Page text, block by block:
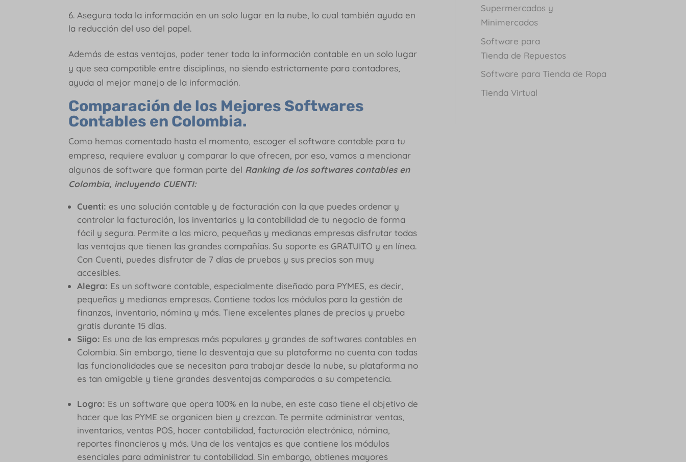
Asegura toda la información en un solo lugar en la nube, lo cual también ayuda en
la reducción del uso del papel.
Además de estas ventajas, poder tener toda la información contable en un solo lugar
y que sea compatible entre disciplinas, no siendo estrictamente para contadores,
ayuda al mejor manejo de la información.
Comparación de los Mejores Softwares
Contables en Colombia.
Como hemos comentado hasta el momento, escoger el software contable para tu
empresa, requiere evaluar y comparar lo que ofrecen, por eso, vamos a mencionar
algunos de software que forman parte del Ranking de los softwares contables en
Colombia, incluyendo CUENTI:
Cuenti: es una solución contable y de facturación con la que puedes ordenar y
controlar la facturación, los inventarios y la contabilidad de tu negocio de forma
fácil y segura. Permite a las micro, pequeñas y medianas empresas disfrutar todas
las ventajas que tienen las grandes compañías. Su soporte es GRATUITO y en línea.
Con Cuenti, puedes disfrutar de 7 días de pruebas y sus precios son muy
accesibles.
Alegra: Es un software contable, especialmente diseñado para PYMES, es decir,
pequeñas y medianas empresas. Contiene todos los módulos para la gestión de
finanzas, inventario, nómina y más. Tiene excelentes planes de precios y prueba
gratis durante 15 días.
Siigo: Es una de las empresas más populares y grandes de softwares contables en
Colombia. Sin embargo, tiene la desventaja que su plataforma no cuenta con todas
las funcionalidades que se necesitan para trabajar desde la nube, su plataforma no
es tan amigable y tiene grandes desventajas comparadas a su competencia.
Logro: Es un software que opera 100% en la nube, en este caso tiene el objetivo de
hacer que las PYME se organicen bien y crezcan. Te permite administrar ventas,
inventarios, ventas POS, hacer contabilidad, facturación electrónica, nómina,
reportes financieros y más. Una de las ventajas es que contiene los módulos
esenciales para administrar tu contabilidad. Sin embargo, obtienes mayores
Supermercados y
Minimercados
Software para
Tienda de Repuestos
Software para Tienda de Ropa
Tienda Virtual